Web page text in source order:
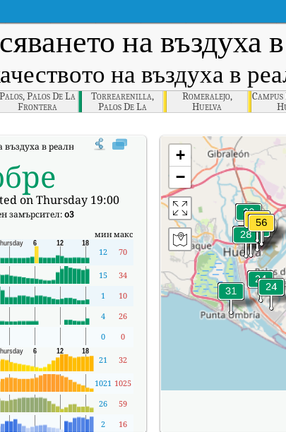
на въздуха в
на въздуха в
Palos, Palos De La
Frontera
Torrearenilla,
Palos De La
Frontera
Romeralejo,
Huelva
в реално време (AQI) на Moguer.
on Thursday 19:00
замърсител:o3
минмакс
12 70
15
34
1
10
4
26
0 0
21 32
1021 1025
26
59
2 16
+
−